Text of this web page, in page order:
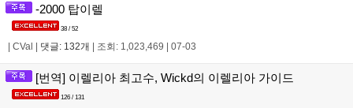
-2000 탑이렐
38 / 52
CVal 댓글: 132개 조회: 1,023,469 07-03
[번역] 이렐리아 최고수, Wickd의 이렐리아 가이드
126 / 131